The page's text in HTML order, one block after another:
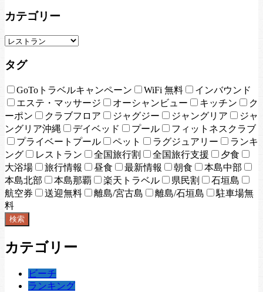
カテゴリー
タグ
GoToトラベルキャンペーン WiFi 無料
インバウンド
エステ・マッサージ
オーシャンビュー キッチン
ク
ーポン
クラブフロア ジャグジー ジャングリア
ジャ
ングリア沖縄
デイベッド プール
フィットネスクラブ
プライベートプール
ペット ラグジュアリー
ランキ
ング
レストラン 全国旅行割 全国旅行支援
夕食
大浴場
旅行情報 昼食 最新情報 朝食
本島中部
本島北部
本島那覇 楽天トラベル 県民割
石垣島
航空券
送迎無料 離島/宮古島 離島/石垣島
駐車場無
料
検索
カテゴリー
ビーチ
ランキング